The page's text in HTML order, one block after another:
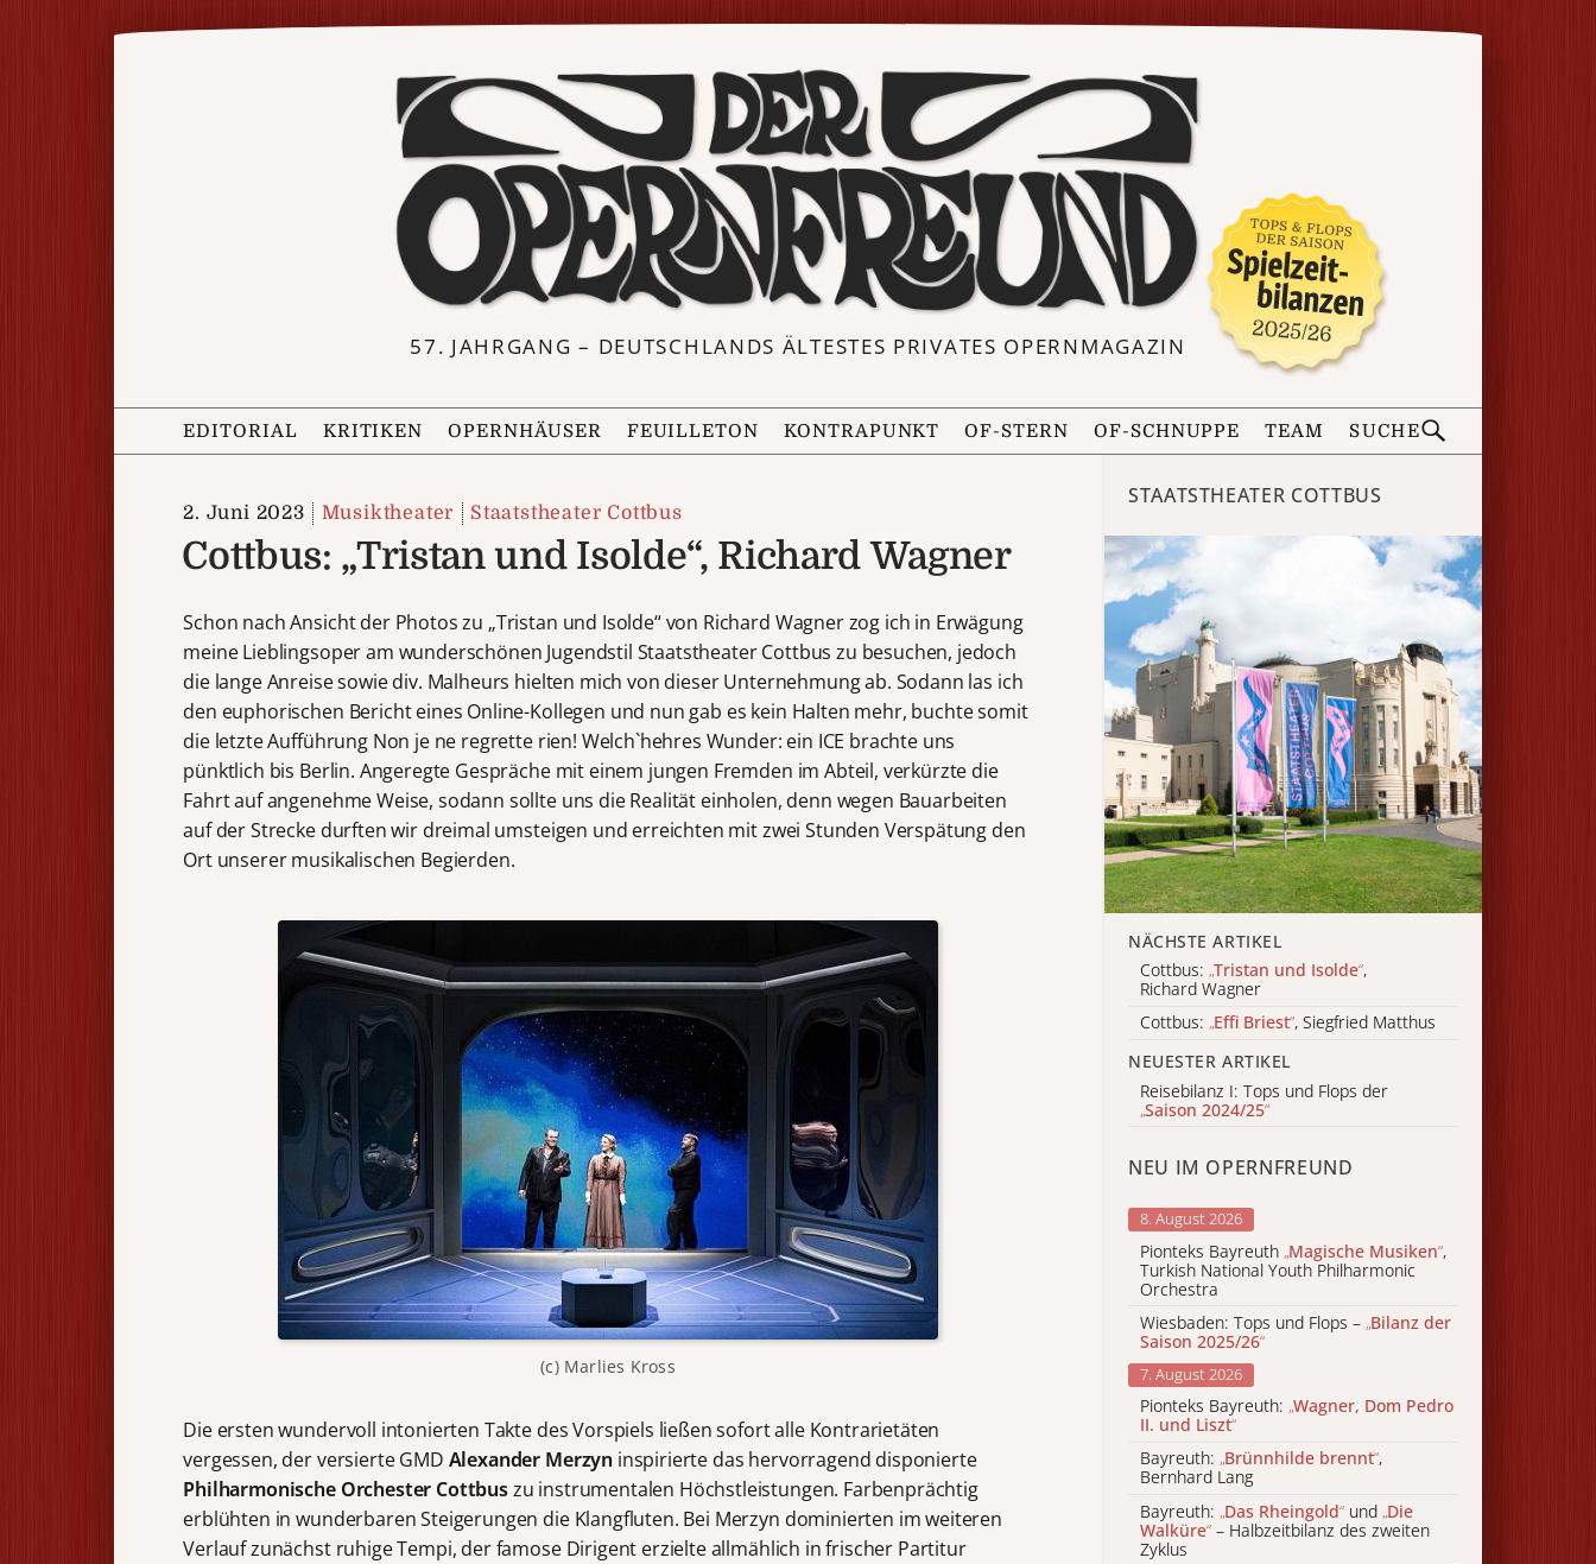
57. JAHRGANG – DEUTSCHLANDS ÄLTESTES PRIVATES OPERNMAGAZIN
EDITORIAL KRITIKEN OPERNHÄUSER FEUILLETON KONTRAPUNKT OF-STERN OF-SCHNUPPE TEAM SUCHE
2. Juni 2023 Musiktheater Staatstheater Cottbus
Cottbus: „Tristan und Isolde“, Richard Wagner
Schon nach Ansicht der Photos zu „Tristan und Isolde“ von Richard Wagner zog ich in Erwägung
meine Lieblingsoper am wunderschönen Jugendstil Staatstheater Cottbus zu besuchen, jedoch
die lange Anreise sowie div. Malheurs hielten mich von dieser Unternehmung ab. Sodann las ich
den euphorischen Bericht eines Online-Kollegen und nun gab es kein Halten mehr, buchte somit
die letzte Aufführung Non je ne regrette rien! Welch`hehres Wunder: ein ICE brachte uns
pünktlich bis Berlin. Angeregte Gespräche mit einem jungen Fremden im Abteil, verkürzte die
Fahrt auf angenehme Weise, sodann sollte uns die Realität einholen, denn wegen Bauarbeiten
auf der Strecke durften wir dreimal umsteigen und erreichten mit zwei Stunden Verspätung den
Ort unserer musikalischen Begierden.
(c) Marlies Kross
Die ersten wundervoll intonierten Takte des Vorspiels ließen sofort alle Kontrarietäten
vergessen, der versierte GMD Alexander Merzyn inspirierte das hervorragend disponierte
Philharmonische Orchester Cottbuszu instrumentalen Höchstleistungen. Farbenprächtig
erblühten in wunderbaren Steigerungen die Klangfluten. Bei Merzyn dominierten im weiteren
Verlauf zunächst ruhige Tempi, der famose Dirigent erzielte allmählich in frischer Partitur
STAATSTHEATER COTTBUS
NÄCHSTE ARTIKEL
Cottbus: „Tristan und Isolde“,
Richard Wagner
Cottbus: „Effi Briest“, Siegfried Matthus
NEUESTER ARTIKEL
Reisebilanz I: Tops und Flops der
„Saison 2024/25“
NEU IM OPERNFREUND
8. August 2026
Pionteks Bayreuth „Magische Musiken“,
Turkish National Youth Philharmonic
Orchestra
Wiesbaden: Tops und Flops – „Bilanz der
Saison 2025/26“
7. August 2026
Pionteks Bayreuth: „Wagner, Dom Pedro
II. und Liszt“
Bayreuth: „Brünnhilde brennt“,
Bernhard Lang
Bayreuth: „Das Rheingold“ und „Die
Walküre“ – Halbzeitbilanz des zweiten
Zyklus